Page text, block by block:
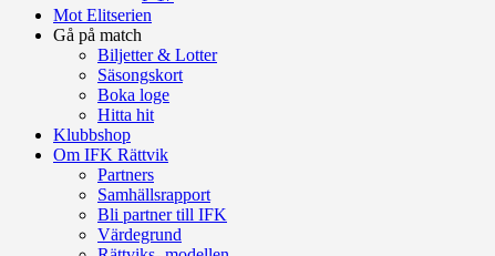
Mot Elitserien
Gå på match
Biljetter & Lotter
Säsongskort
Boka loge
Hitta hit
Klubbshop
Om IFK Rättvik
Partners
Samhällsrapport
Bli partner till IFK
Värdegrund